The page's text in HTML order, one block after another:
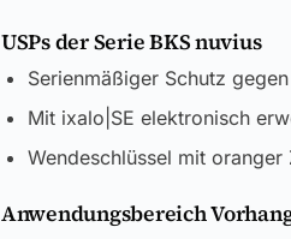
USPs der Serie BKS nuvius
Serienmäßiger Schutz
Mit ixalo|SE elektronisch
Wendeschlüssel mit
Anwendungsbereich